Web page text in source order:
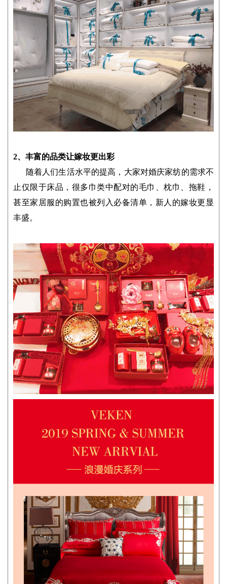
2、丰富的品类让嫁妆更出彩
随着人们生活水平的提高，大家对婚庆家纺的需求不
止仅限于床品，很多巾类中配对的毛巾、枕巾、拖鞋，
甚至家居服的购置也被列入必备清单，新人的嫁妆更显
丰盛。